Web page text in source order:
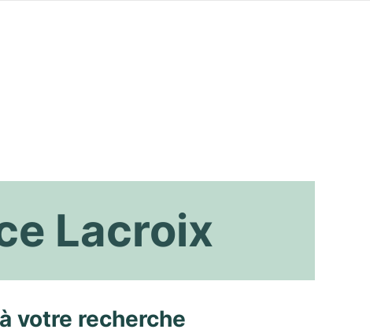
Lacroix
votre recherche